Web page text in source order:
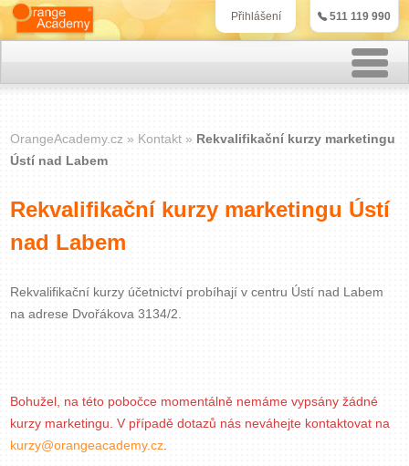
Přihlášení 511 119 990
Kurzy personalistiky
IT kurzy
Zavřít menu
OrangeAcademy.cz Kontakt
Rekvalifikační kurzy marketingu
Ústí nad Labem
Rekvalifikační kurzy marketingu Ústí
nad Labem
Rekvalifikační kurzy účetnictví probíhají v centru Ústí nad Labem
na adrese Dvořákova 3134/2.
Bohužel, na této pobočce momentálně nemáme vypsány žádné
kurzy marketingu. V případě dotazů nás neváhejte kontaktovat na
kurzy@orangeacademy.cz